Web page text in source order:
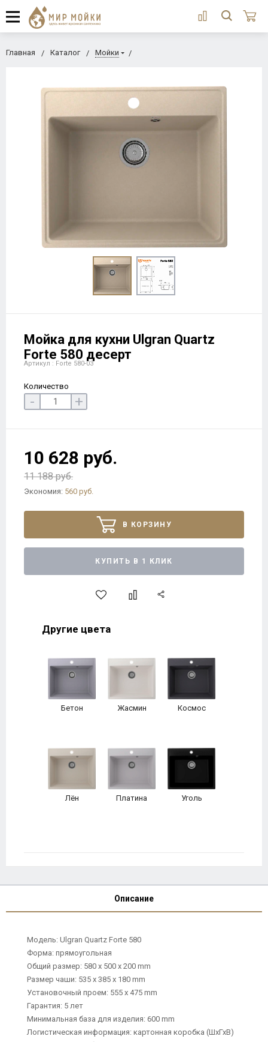
Главная Каталог Мойки
Мойка для кухни Ulgran Quartz
Forte 580 десерт
Артикул : Forte 580-03
Количество
- +
10 628 руб.
11 188 руб.
Экономия: 560 руб.
В КОРЗИНУ
КУПИТЬ В 1 КЛИК
Другие цвета
Бетон Жасмин Космос
Лён Платина Уголь
Описание
Модель: Ulgran Quartz Forte 580
Форма: прямоугольная
Общий размер: 580 х 500 х 200 mm
Размер чаши: 535 х 385 х 180 mm
Установочный проем: 555 х 475 mm
Гарантия: 5 лет
Минимальная база для изделия: 600 mm
Логистическая информация: картонная коробка (ШхГхВ)